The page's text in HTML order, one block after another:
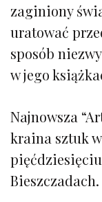
zaginiony
uratować
sposób
w jego
Najnowsza
kraina sztuk
Bieszczadach.